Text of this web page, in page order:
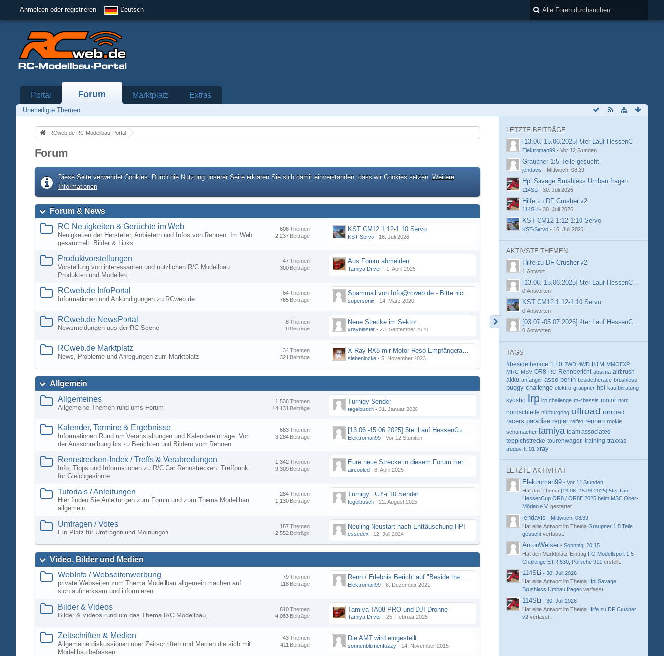
Anmelden oder registrieren Deutsch
Portal Forum Marktplatz Extras
Unerledigte Themen
RCweb.de RC-Modellbau-Portal
Forum
Diese Seite verwendet Cookies. Durch die Nutzung unserer Seite erklären Sie sich damit einverstanden, dass wir Cookies setzen. Weitere
Informationen
Forum & News
RC Neuigkeiten & Gerüchte im Web
Neuigkeiten der Hersteller, Anbietern und Infos von Rennen. Im Web
gesammelt. Bilder & Links
Themen
606
Beiträge
2.237
KST CM12 1:12-1:10 Servo
KST-Servo - 16. Juli 2026
Produktvorstellungen
Vorstellung von interessanten und nützlichen R/C Modellbau
Produkten und Modellen.
Themen
47
Beiträge
300
Aus Forum abmelden
Tamiya Driver - 1. April 2025
RCweb.de InfoPortal
Informationen und Ankündigungen zu RCweb.de
Themen
64
Beiträge
765
Spammail von Info@rcweb.de - Bitte nicht auf den Link klicken
supersonic - 14. März 2020
RCweb.de NewsPortal
Newsmeldungen aus der RC-Scene
Themen
8
Beiträge
8
Neue Strecke im Sektor
xrayblaster - 23. September 2020
RCweb.de Marktplatz
News, Probleme und Anregungen zum Marktplatz
Themen
34
Beiträge
321
X-Ray RX8 mir Motor Reso Empfängerakku
siebenlocke - 5. November 2023
Allgemein
Allgemeines
Allgemeine Themen rund ums Forum
Themen
1.536
Beiträge
14.131
Turnigy Sender
tegelbusch - 31. Januar 2026
Kalender, Termine & Ergebnisse
Informationen Rund um Veranstaltungen und Kalendereinträge. Von
der Ausschreibung bis zu Berichten und Bildern vom Rennen.
Themen
683
Beiträge
3.284
[13.06.-15.06.2025] 5ter Lauf HessenCup OR8 / OR8E 2025 beim MSC Ober-Mörlen e.V.
Elektroman99 - Vor 12 Stunden
Rennstrecken-Index / Treffs & Verabredungen
Info, Tipps und Informationen zu R/C Car Rennstrecken. Treffpunkt
für Gleichgesinnte.
Themen
1.342
Beiträge
9.309
Eure neue Strecke in diesem Forum hier posten
aircooled - 8. April 2025
Tutorials / Anleitungen
Hier finden Sie Anleitungen zum Forum und zum Thema Modellbau
allgemein.
Themen
284
Beiträge
1.130
Turnigy TGY-i 10 Sender
tegelbusch - 22. August 2025
Umfragen / Votes
Ein Platz für Umfragen und Meinungen.
Themen
187
Beiträge
2.552
Neuling Neustart nach Enttäuschung HPI
essedex - 12. Juli 2024
Video, Bilder und Medien
WebInfo / Webseitenwerbung
private Webseiten zum Thema Modellbau allgemein machen auf
sich aufmerksam und informieren.
Themen
79
Beiträge
118
Renn / Erlebnis Bericht auf "Beside the Race"
Elektroman99 - 8. Dezember 2021
Bilder & Videos
Bilder & Videos rund um das Thema R/C Modellbau.
Themen
610
Beiträge
4.083
Tamiya TA08 PRO und DJI Drohne
Tamiya Driver - 25. Februar 2025
Zeitschriften & Medien
Allgemeine diskussionen über Zeitschriften und Medien die sich mit
Modellbau befassen.
Themen
43
Beiträge
411
Die AMT wird eingestellt
sonnenblumenfuzzy - 14. November 2015
LETZTE BEITRÄGE
[13.06.-15.06.2025] 5ter Lauf HessenCup OR8 /
Elektroman99 - Vor 12 Stunden
Graupner 1:5 Teile gesucht
jendavis - Mittwoch, 08:39
Hpi Savage Brushless Umbau fragen
114SLi - 30. Juli 2026
Hilfe zu DF Crusher v2
114SLi - 30. Juli 2026
KST CM12 1:12-1:10 Servo
KST-Servo - 16. Juli 2026
AKTIVSTE THEMEN
Hilfe zu DF Crusher v2
1 Antwort
[13.06.-15.06.2025] 5ter Lauf HessenCup OR8 /
0 Antworten
KST CM12 1:12-1:10 Servo
0 Antworten
[03.07.-05.07.2026] 4ter Lauf HessenCup OR8 /
0 Antworten
TAGS
#besidetherace 1:10 2WD 4WD BTM MMOEXP
MRC MSV OR8 RC Rennbericht absima airbrush
akku anfänger asso berlin besidetherace brushless
buggy challenge elektro graupner hpi kaufberatung
kyosho lrp lrp challenge m-chassis motor norc
nordschleife nürburgring offroad onroad
racers paradise regler reifen rennen rookie
schumacher tamiya team associated
teppichstrecke tourenwagen training traxxas
truggy tt-01 xray
LETZTE AKTIVITÄT
Elektroman99 - Vor 12 Stunden
Hat das Thema [13.06.-15.06.2025] 5ter Lauf
HessenCup OR8 / OR8E 2025 beim MSC Ober-
Mörlen e.V. gestartet.
jendavis - Mittwoch, 08:39
Hat eine Antwort im Thema Graupner 1:5 Teile
gesucht verfasst.
AntonWelser - Sonntag, 20:15
Hat den Marktplatz-Eintrag FG Modellsport 1:5
Challenge ETR 530, Porsche 911 erstellt.
114SLi - 30. Juli 2026
Hat eine Antwort im Thema Hpi Savage
Brushless Umbau fragen verfasst.
114SLi - 30. Juli 2026
Hat eine Antwort im Thema Hilfe zu DF Crusher
v2 verfasst.